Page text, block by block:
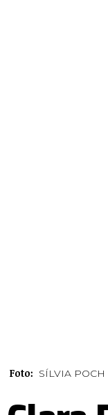
Foto: SÍLVIA POCH